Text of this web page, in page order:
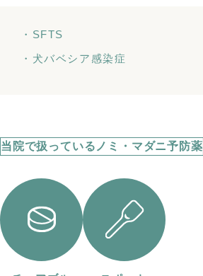
・SFTS
・犬バベシア感染症
当院で扱っているノミ・マダニ予防薬